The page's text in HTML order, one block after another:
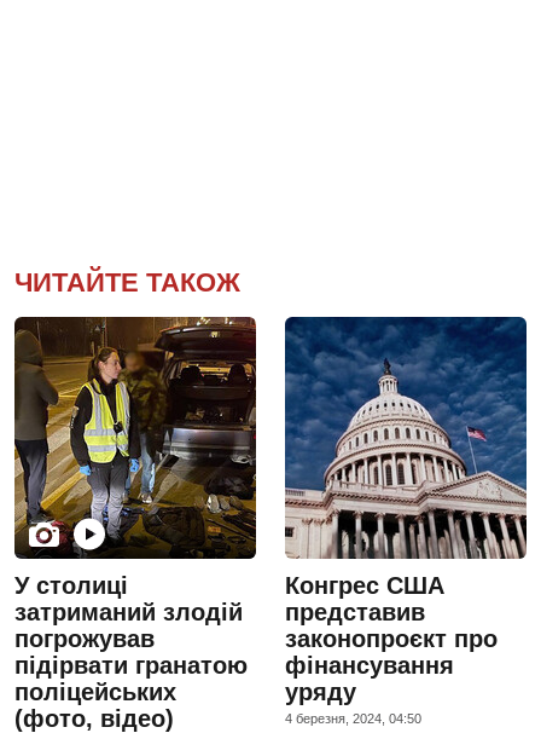
ЧИТАЙТЕ ТАКОЖ
У столиці
затриманий злодій
погрожував
підірвати гранатою
поліцейських
(фото, відео)
Конгрес США
представив
законопроєкт про
фінансування
уряду
4 березня, 2024, 04:50